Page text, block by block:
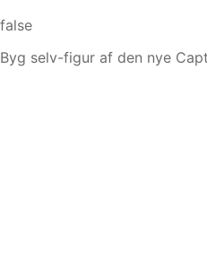
false
Byg selv-figur af den nye